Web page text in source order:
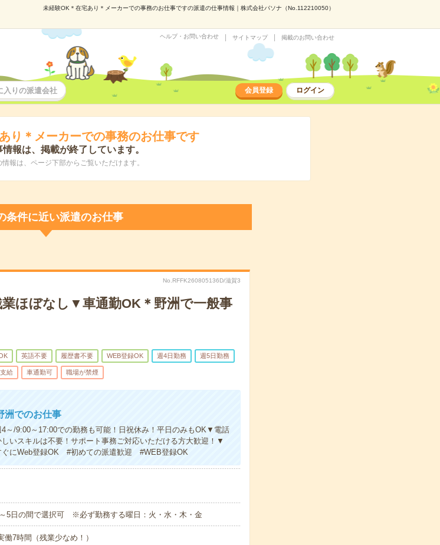
未経験OK＊在宅あり＊メーカーでの事務のお仕事ですの派遣の仕事情報｜株式会社パソナ（No.112210050）
ヘルプ・お問い合わせ サイトマップ 掲載のお問い合わせ
入りの派遣会社 会員登録 ログイン
り＊メーカーでの事務のお仕事です
報は、掲載が終了しています。
報は、ページ下部からご覧いただけます。
条件に近い派遣のお仕事
No.RFFK260805136D/滋賀3
ほぼなし▼車通勤OK＊野洲で一般事
英語不要 履歴書不要 WEB登録OK 週4日勤務 週5日勤務
給 車通勤可 職場が禁煙
洲でのお仕事
～/9:00～17:00での勤務も可能！日祝休み！平日のみもOK▼電話
いスキルは不要！サポート事務ご対応いただける方大歓迎！▼
ぐにWeb登録OK #初めての派遣歓迎 #WEB登録OK
5日の間で選択可 ※必ず勤務する曜日：火・水・木・金
7時間（残業少なめ！）